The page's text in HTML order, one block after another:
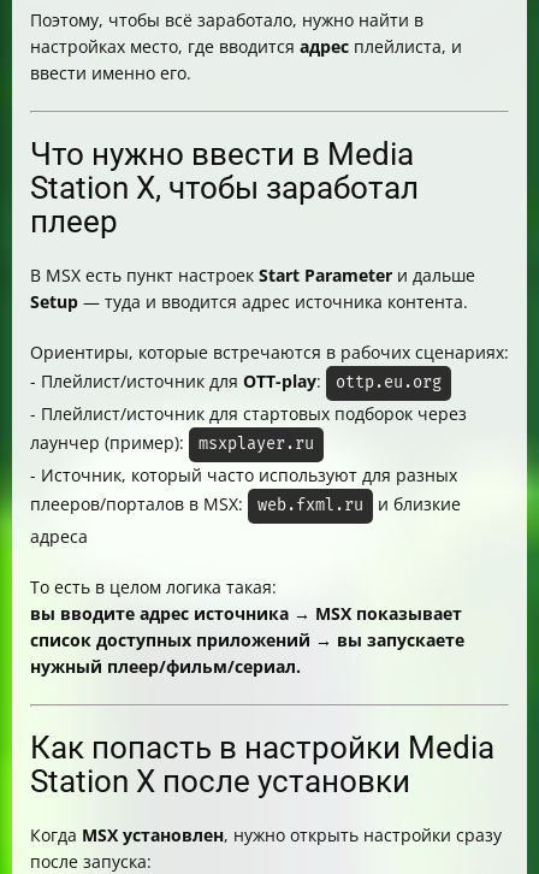
Поэтому, чтобы всё заработало, нужно найти в
настройках место, где вводится адрес плейлиста, и
ввести именно его.
Что нужно ввести в Media
Station X, чтобы заработал
плеер
В MSX есть пункт настроек Start Parameter и дальше
Setup — туда и вводится адрес источника контента.
Ориентиры, которые встречаются в рабочих сценариях:
- Плейлист/источник для OTT-play: ottp.eu.org
- Плейлист/источник для стартовых подборок через
лаунчер (пример):
msxplayer.ru
- Источник, который часто используют для разных
плееров/порталов в MSX:
web.fxml.ru
и близкие
адреса
То есть в целом логика такая:
вы вводите адрес источника → MSX показывает
список доступных приложений → вы запускаете
нужный плеер/фильм/сериал.
Как попасть в настройки Media
Station X после установки
Когда MSX установлен, нужно открыть настройки сразу
после запуска: